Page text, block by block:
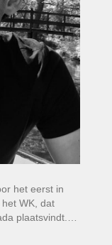
het eerst in
WK, dat
plaatsvindt.…